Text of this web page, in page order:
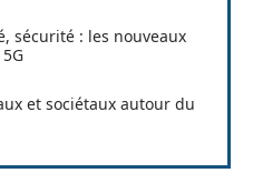
sécurité : les nouveaux
et sociétaux autour du